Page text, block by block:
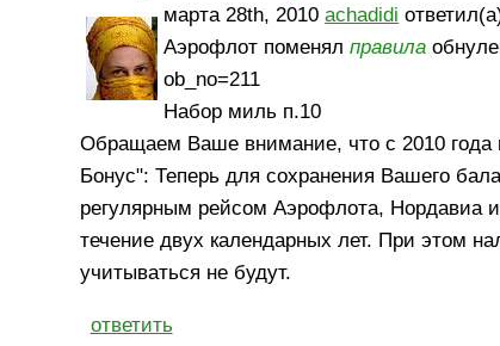
марта 28th, 2010achadidi
Аэрофлот поменялправила
ob_no=211
Набор миль п.10
Обращаем Ваше внимание, что с 2010 года
Бонус": Теперь для сохранения Вашего
регулярным рейсом Аэрофлота, Нордавиа
течение двух календарных лет. При этом
учитываться не будут.
ответить